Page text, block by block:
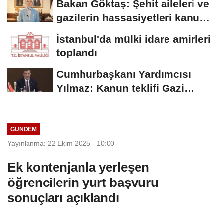
Bakan Göktaş: Şehit aileleri ve
gazilerin hassasiyetleri kanun
teklifinde...
İstanbul'da mülki idare amirleri
toplandı
Cumhurbaşkanı Yardımcısı
Yılmaz: Kanun teklifi Gazi
GÜNDEM
Yayınlanma: 22 Ekim 2025 - 10:00
Ek kontenjanla yerleşen
öğrencilerin yurt başvuru
sonuçları açıklandı